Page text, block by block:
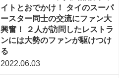
イトとおでかけ！ タイのスーパ
ースター同士の交流にファン大
興奮！ ２人が訪問したレストラ
ンには大勢のファンが駆けつけ
る
2022.06.03